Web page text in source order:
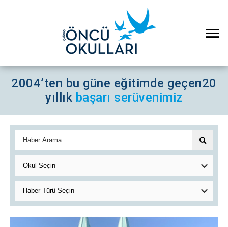
2004’ten bu güne eğitimde geçen20
yıllık başarı serüvenimiz